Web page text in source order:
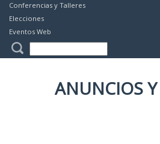
Conferencias y Talleres
Elecciones
Eventos Web
ANUNCIOS